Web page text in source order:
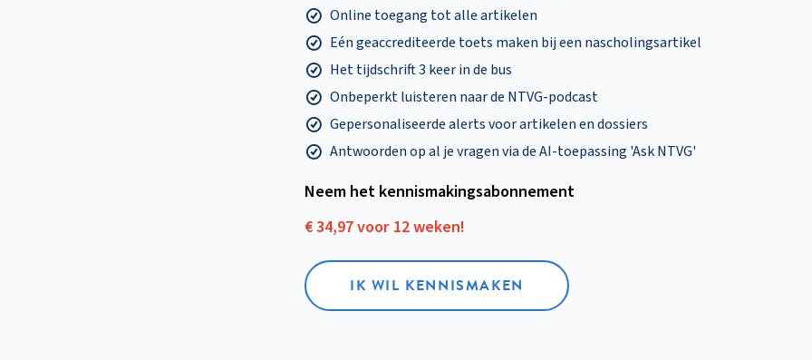
Online toegang tot alle artikelen
Eén geaccrediteerde toets maken bij een nascholingsartikel
Het tijdschrift 3 keer in de bus
Onbeperkt luisteren naar de NTVG-podcast
Gepersonaliseerde alerts voor artikelen en dossiers
Antwoorden op al je vragen via de AI-toepassing 'Ask NTVG'
Neem het kennismakings­abonnement
€ 34,97 voor 12 weken!
IK WIL KENNISMAKEN